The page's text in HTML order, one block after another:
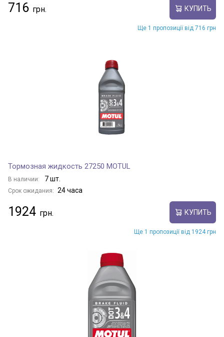
716 КУПИТЬ
Ще 1 пропозиції від 716 грн
Тормозная жидкость 27250 MOTUL
В наличии: 7 шт.
Срок ожидания: 24 часа
1924 КУПИТЬ
Ще 1 пропозиції від 1924 грн